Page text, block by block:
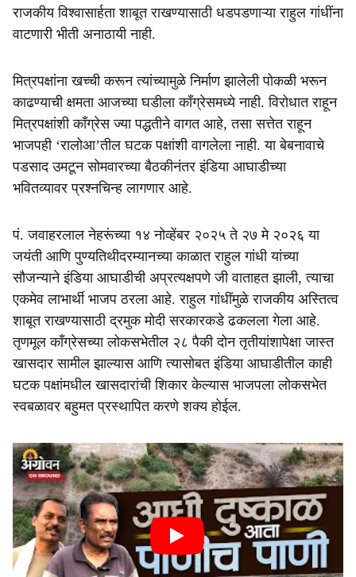
राजकीय विश्वासार्हता शाबूत राखण्यासाठी धडपडणाऱ्या राहुल गांधींना
वाटणारी भीती अनाठायी नाही.
मित्रपक्षांना खच्ची करून त्यांच्यामुळे निर्माण झालेली पोकळी भरून
काढण्याची क्षमता आजच्या घडीला काँग्रेसमध्ये नाही. विरोधात राहून
मित्रपक्षांशी काँग्रेस ज्या पद्धतीने वागत आहे, तसा सत्तेत राहून
भाजपही ‘रालोआ’तील घटक पक्षांशी वागलेला नाही. या बेबनावाचे
पडसाद उमटून सोमवारच्या बैठकीनंतर इंडिया आघाडीच्या
भवितव्यावर प्रश्नचिन्ह लागणार आहे.
पं. जवाहरलाल नेहरूंच्या १४ नोव्हेंबर २०२५ ते २७ मे २०२६ या
जयंती आणि पुण्यतिथीदरम्यानच्या काळात राहुल गांधी यांच्या
सौजन्याने इंडिया आघाडीची अप्रत्यक्षपणे जी वाताहत झाली, त्याचा
एकमेव लाभार्थी भाजप ठरला आहे. राहुल गांधींमुळे राजकीय अस्तित्व
शाबूत राखण्यासाठी द्रमुक मोदी सरकारकडे ढकलला गेला आहे.
तृणमूल काँग्रेसच्या लोकसभेतील २८ पैकी दोन तृतीयांशापेक्षा जास्त
खासदार सामील झाल्यास आणि त्यासोबत इंडिया आघाडीतील काही
घटक पक्षांमधील खासदारांची शिकार केल्यास भाजपला लोकसभेत
स्वबळावर बहुमत प्रस्थापित करणे शक्य होईल.